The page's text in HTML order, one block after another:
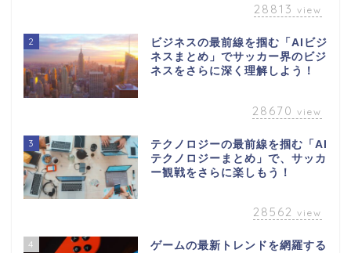
28813 view
2
ビジネスの最前線を掴む「AIビジ
ネスまとめ」でサッカー界のビジ
ネスをさらに深く理解しよう！
28670 view
3
テクノロジーの最前線を掴む「AI
テクノロジーまとめ」で、サッカ
ー観戦をさらに楽しもう！
28562 view
4
ゲームの最新トレンドを網羅する